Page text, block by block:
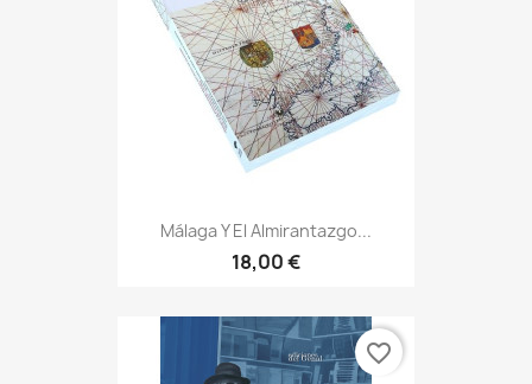
Málaga Y El Almirantazgo...
18,00 €
favorite_border